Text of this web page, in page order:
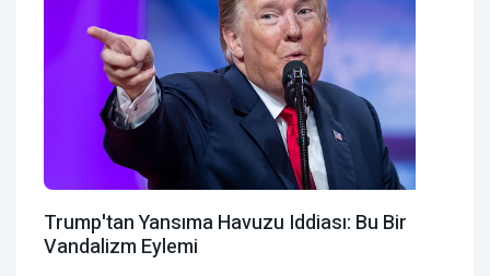
Trump'tan Yansıma Havuzu Iddiası: Bu Bir
Vandalizm Eylemi